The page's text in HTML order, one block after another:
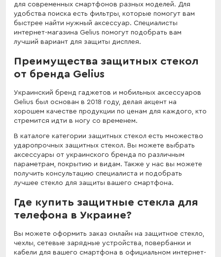
для современных смартфонов разных моделей. Для
удобства поиска есть фильтры, которые помогут вам
быстрее найти нужный аксессуар. Специалисты
интернет-магазина Gelius помогут подобрать вам
лучший вариант для защиты дисплея.
Преимущества защитных стекол
от бренда Gelius
Украинский бренд гаджетов и мобильных аксессуаров
Gelius был основан в 2018 году, делая акцент на
хорошем качестве продукции по ценам для каждого, кто
стремится идти в ногу со временем.
В каталоге категории защитных стекол есть множество
ударопрочных защитных стекол. Вы можете выбрать
аксессуары от украинского бренда по различным
параметрам, покрытию и видам. Также у нас вы можете
получить консультацию специалиста и подобрать
лучшее стекло для защиты вашего смартфона.
Где купить защитные стекла для
телефона в Украине?
Вы можете оформить заказ онлайн на защитное стекло,
чехлы, сетевые зарядные устройства, повербанки и
кабели для вашего смартфона в официальном интернет-